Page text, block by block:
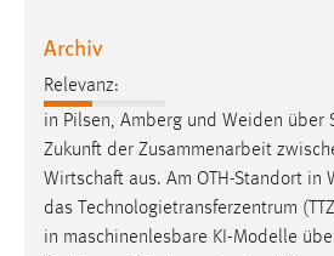
Archiv
Relevanz:
in Pilsen, Amberg und Weiden über
Zukunft der Zusammenarbeit
Wirtschaft aus. Am OTH-Standort in
das Technologietransferzentrum
in maschinenlesbare KI-Modelle